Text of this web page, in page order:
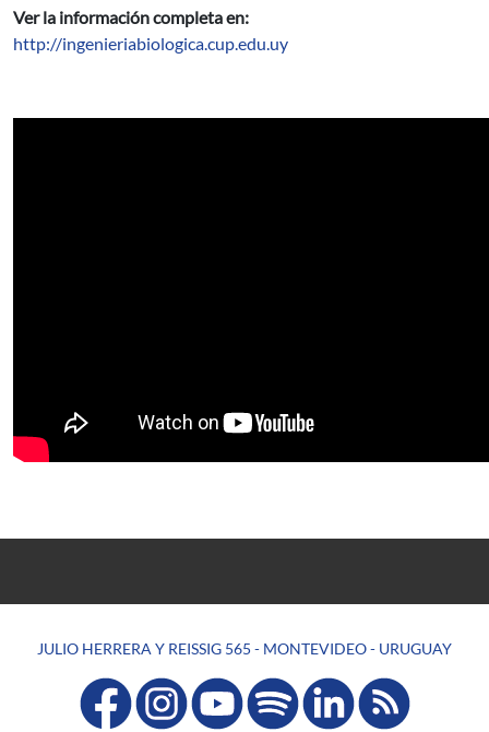
Ver la información completa en:
http://ingenieriabiologica.cup.edu.uy
JULIO HERRERA Y REISSIG 565 - MONTEVIDEO - URUGUAY